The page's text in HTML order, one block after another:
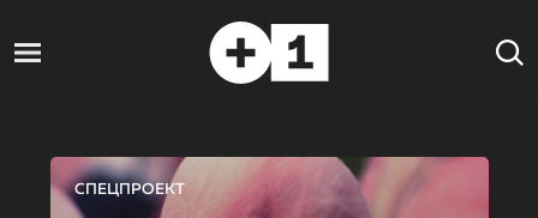
СПЕЦПРОЕКТ